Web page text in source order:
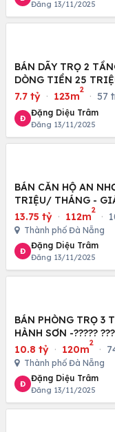
Đăng 13/11/2025
BÁN DÃY TRỌ 2
DÒNG TIỀN 25
7.7 tỷ · 123m
2
· 57
Đ
Đặng Diệu Trâm
Đăng 13/11/2025
BÁN CĂN HỘ AN
TRIỆU/ THÁNG -
13.75 tỷ · 112m
2
·
Thành phố Đà Nẵng
Đ
Đặng Diệu Trâm
Đăng 13/11/2025
BÁN PHÒNG TRỌ 3
HÀNH SƠN -?????
10.8 tỷ · 120m
2
·
Thành phố Đà Nẵng
Đ
Đặng Diệu Trâm
Đăng 13/11/2025